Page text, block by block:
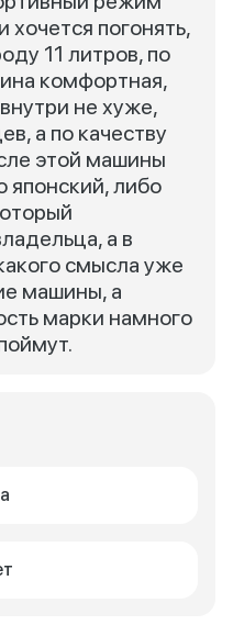
хочется погонять,
11 литров, по
комфортная,
не хуже,
а по качеству
этой машины
японский, либо
а в
смысла уже
машины, а
марки намного